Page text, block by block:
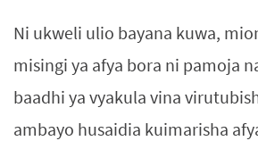
Ni ukweli ulio bayana kuwa,
misingi ya afya bora ni pamoja
baadhi ya vyakula vina
ambayo husaidia kuimarisha